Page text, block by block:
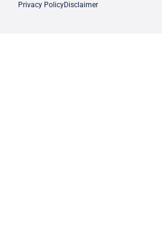
Privacy PolicyDisclaimer